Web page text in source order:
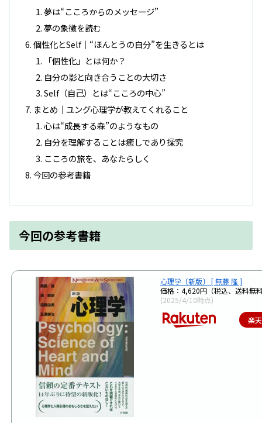
夢は“こころからのメッセージ”
夢の象徴を読む
個性化とSelf｜“ほんとうの自分”を生きるとは
「個性化」とは何か？
自分の影と向き合うことの大切さ
Self（自己）とは“こころの中心”
まとめ｜ユング心理学が教えてくれること
心は“成長する森”のようなもの
自分を理解することは癒しであり探究
こころの旅を、あなたらしく
今回の参考書籍
今回の参考書籍
心理学〔新版〕 [ 無藤 隆 ]
価格：4,620円（税込、送料無
(2025/4/10時点)
楽